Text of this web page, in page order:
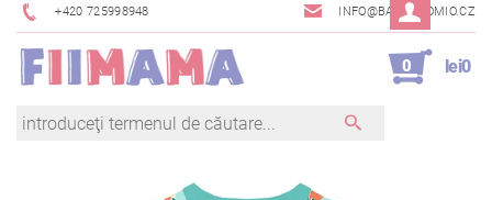
+420 725998948 INFO@BAMBINOMIO.CZ
0 lei0